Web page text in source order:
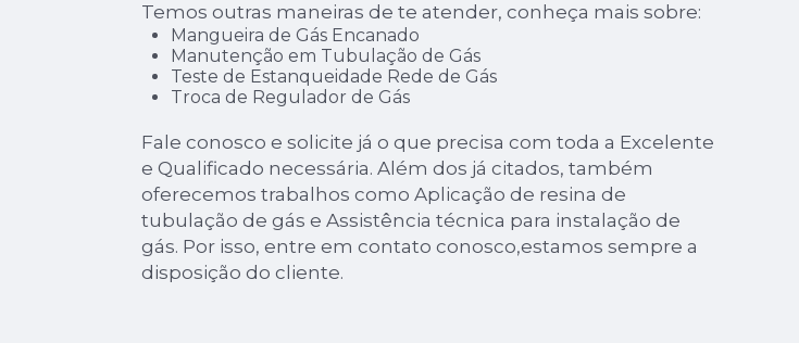
Temos outras maneiras de te atender, conheça mais sobre:
Mangueira de Gás Encanado
Manutenção em Tubulação de Gás
Teste de Estanqueidade Rede de Gás
Troca de Regulador de Gás
Fale conosco e solicite já o que precisa com toda a Excelente
e Qualificado necessária. Além dos já citados, também
oferecemos trabalhos como Aplicação de resina de
tubulação de gás e Assistência técnica para instalação de
gás. Por isso, entre em contato conosco,estamos sempre a
disposição do cliente.